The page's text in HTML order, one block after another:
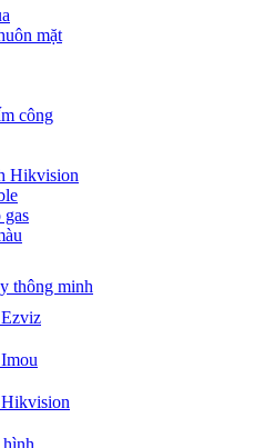
mặt
công
Hikvision
gas
thông minh